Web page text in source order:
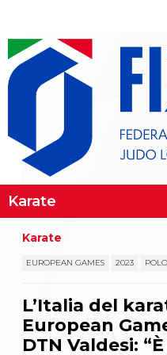
La
Norme e modulistica
Classifica Società
La
Karate
EUROPEAN GAMES 2023
L’Italia del
European
DTN Valdesi: